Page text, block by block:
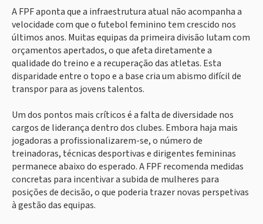
A FPF aponta que a infraestrutura atual não acompanha a
velocidade com que o futebol feminino tem crescido nos
últimos anos. Muitas equipas da primeira divisão lutam com
orçamentos apertados, o que afeta diretamente a
qualidade do treino e a recuperação das atletas. Esta
disparidade entre o topo e a base cria um abismo difícil de
transpor para as jovens talentos.
Um dos pontos mais críticos é a falta de diversidade nos
cargos de liderança dentro dos clubes. Embora haja mais
jogadoras a profissionalizarem-se, o número de
treinadoras, técnicas desportivas e dirigentes femininas
permanece abaixo do esperado. A FPF recomenda medidas
concretas para incentivar a subida de mulheres para
posições de decisão, o que poderia trazer novas perspetivas
à gestão das equipas.